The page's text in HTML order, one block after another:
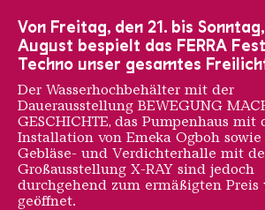
Von Freitag, den 21. bis
August bespielt das FERRA
Techno unser gesamtes
Der Wasserhochbehälter mit der
Dauerausstellung BEWEGUNG
GESCHICHTE, das Pumpenhaus mit
Installation von Emeka Ogboh sowie
Gebläse- und Verdichterhalle mit
Großausstellung X-RAY sind jedoch
durchgehend zum ermäßigten Preis
geöffnet.